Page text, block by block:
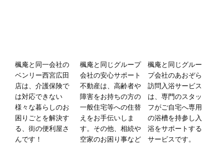
楓庵と同一会社の
ベンリー西宮広田
店は、介護保険で
は対応できない
様々な暮らしのお
困りごとを解決す
る、街の便利屋さ
んです！
楓庵と同じグループ
会社の安心サポート
不動産は、高齢者や
障害をお持ちの方の
一般住宅等への住替
えをお手伝いしま
す。その他、相続や
空家のお困り事など
楓庵と 同じグルー
プ会社のあおぞら
訪問入浴サービス
は、専門のスタッ
フがご自宅へ専用
の浴槽を持参し入
浴をサポートする
サービスです。